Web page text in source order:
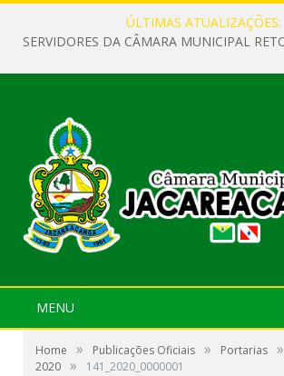
ÚLTIMAS ATUALIZAÇÕES:
MENU
Home » Publicações Oficiais » Portarias »
2020 » 141_2020_0000001